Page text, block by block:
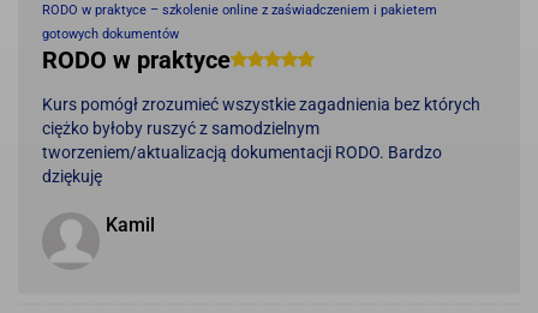
RODO w praktyce – szkolenie online z zaświadczeniem i pakietem
gotowych dokumentów
RODO w praktyce
Kurs pomógł zrozumieć wszystkie zagadnienia bez których
ciężko byłoby ruszyć z samodzielnym
tworzeniem/aktualizacją dokumentacji RODO. Bardzo
dziękuję
Kamil